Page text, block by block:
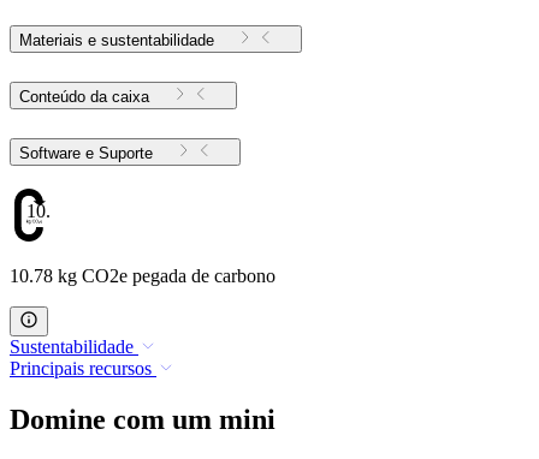
Materiais e sustentabilidade
Conteúdo da caixa
Software e Suporte
10.78
10.78 kg CO2e pegada de carbono
Sustentabilidade
Principais recursos
Domine com um mini